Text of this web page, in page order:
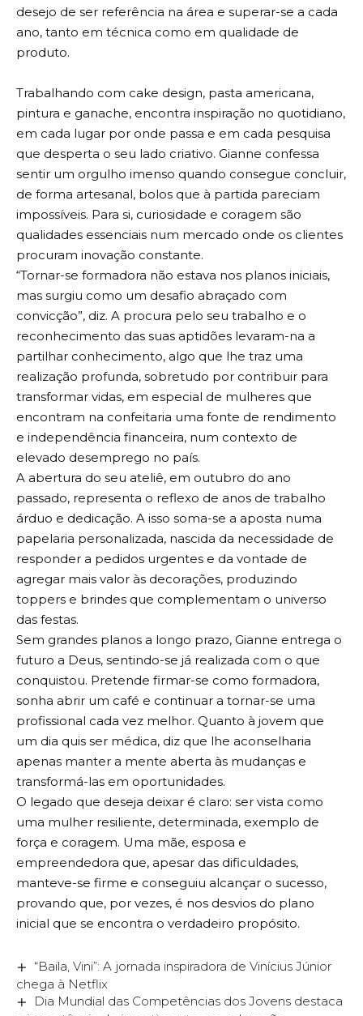
desejo de ser referência na área e superar-se a cada
ano, tanto em técnica como em qualidade de
produto.
Trabalhando com cake design, pasta americana,
pintura e ganache, encontra inspiração no quotidiano,
em cada lugar por onde passa e em cada pesquisa
que desperta o seu lado criativo. Gianne confessa
sentir um orgulho imenso quando consegue concluir,
de forma artesanal, bolos que à partida pareciam
impossíveis. Para si, curiosidade e coragem são
qualidades essenciais num mercado onde os clientes
procuram inovação constante.
“Tornar-se formadora não estava nos planos iniciais,
mas surgiu como um desafio abraçado com
convicção”, diz. A procura pelo seu trabalho e o
reconhecimento das suas aptidões levaram-na a
partilhar conhecimento, algo que lhe traz uma
realização profunda, sobretudo por contribuir para
transformar vidas, em especial de mulheres que
encontram na confeitaria uma fonte de rendimento
e independência financeira, num contexto de
elevado desemprego no país.
A abertura do seu ateliê, em outubro do ano
passado, representa o reflexo de anos de trabalho
árduo e dedicação. A isso soma-se a aposta numa
papelaria personalizada, nascida da necessidade de
responder a pedidos urgentes e da vontade de
agregar mais valor às decorações, produzindo
toppers e brindes que complementam o universo
das festas.
Sem grandes planos a longo prazo, Gianne entrega o
futuro a Deus, sentindo-se já realizada com o que
conquistou. Pretende firmar-se como formadora,
sonha abrir um café e continuar a tornar-se uma
profissional cada vez melhor. Quanto à jovem que
um dia quis ser médica, diz que lhe aconselharia
apenas manter a mente aberta às mudanças e
transformá-las em oportunidades.
O legado que deseja deixar é claro: ser vista como
uma mulher resiliente, determinada, exemplo de
força e coragem. Uma mãe, esposa e
empreendedora que, apesar das dificuldades,
manteve-se firme e conseguiu alcançar o sucesso,
provando que, por vezes, é nos desvios do plano
inicial que se encontra o verdadeiro propósito.
“Baila, Vini”: A jornada inspiradora de Vinícius Júnior
chega à Netflix
Dia Mundial das Competências dos Jovens destaca